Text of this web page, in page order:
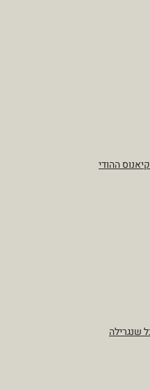
ההודי
שנגרילה